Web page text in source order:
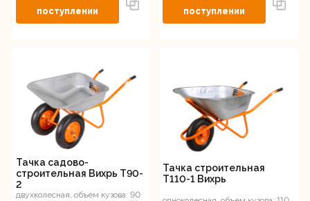
Тачка садово-
строительная Вихрь Т90-
2
двухколесная, объем кузова: 90
Тачка строительная
Т110-1 Вихрь